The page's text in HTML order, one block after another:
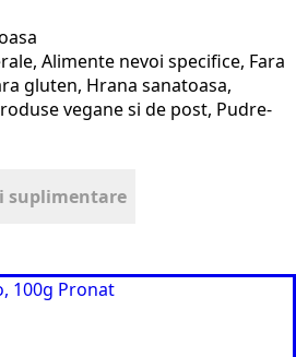
, Alimente nevoi specifice, Fara
gluten, Hrana sanatoasa,
vegane si de post, Pudre-
suplimentare